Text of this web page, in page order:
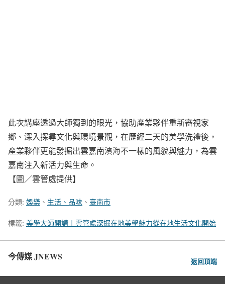
此次講座透過大師獨到的眼光，協助產業夥伴重新審視家
鄉、深入探尋文化與環境景觀，在歷經二天的美學洗禮後，
產業夥伴更能發掘出雲嘉南濱海不一樣的風貌與魅力，為雲
嘉南注入新活力與生命。
【圖／雲管處提供】
分類: 娛樂 、 生活、品味 、 臺南市
標籤: 美學大師開講︱雲管處深掘在地美學魅力從在地生活文化開始
今傳媒 JNEWS 返回頂端